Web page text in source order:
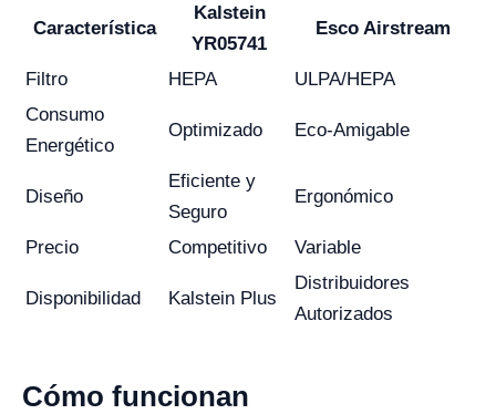
Característica
Kalstein
YR05741
Esco Airstream
Filtro HEPA
ULPA/HEPA
Consumo
Energético
Optimizado Eco-Amigable
Diseño
Eficiente y
Seguro
Ergonómico
Precio Competitivo Variable
Disponibilidad Kalstein Plus
Distribuidores
Autorizados
Cómo funcionan